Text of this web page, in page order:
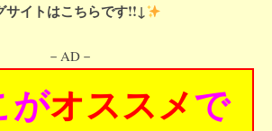
サイトはこちらです!!↓
－AD－
がオススメで